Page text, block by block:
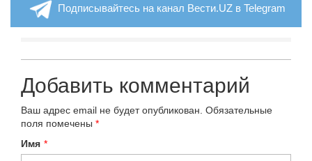
Подписывайтесь на канал Вести.UZ в Telegram
Добавить комментарий
Ваш адрес email не будет опубликован. Обязательные
поля помечены *
Имя *